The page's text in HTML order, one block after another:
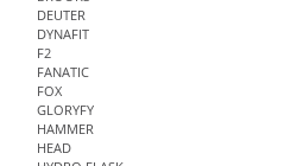
DEUTER
DYNAFIT
F2
FANATIC
FOX
GLORYFY
HAMMER
HEAD